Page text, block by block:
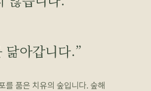
닮아갑니다.”
를 품은 치유의 숲입니다. 숲해